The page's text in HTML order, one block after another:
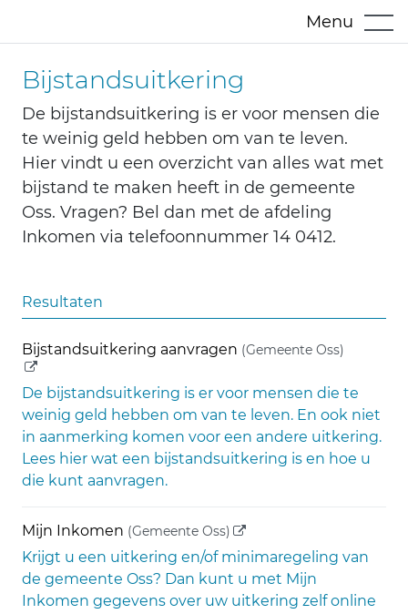
Menu
Bijstandsuitkering
De bijstandsuitkering is er voor mensen die
te weinig geld hebben om van te leven.
Hier vindt u een overzicht van alles wat met
bijstand te maken heeft in de gemeente
Oss. Vragen? Bel dan met de afdeling
Inkomen via telefoonnummer 14 0412.
Resultaten
Bijstandsuitkering aanvragen (Gemeente Oss)
De bijstandsuitkering is er voor mensen die te
weinig geld hebben om van te leven. En ook niet
in aanmerking komen voor een andere uitkering.
Lees hier wat een bijstandsuitkering is en hoe u
die kunt aanvragen.
Mijn Inkomen (Gemeente Oss) (externe link)
Krijgt u een uitkering en/of minimaregeling van
de gemeente Oss? Dan kunt u met Mijn
Inkomen gegevens over uw uitkering zelf online